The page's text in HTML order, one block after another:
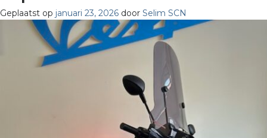
Geplaatst op januari 23, 2026 door Selim SCN